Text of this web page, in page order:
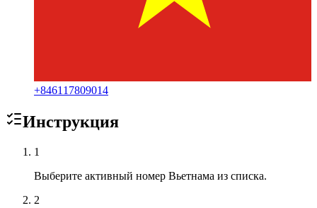
+846117809014
Инструкция
1
Выберите активный номер Вьетнама из списка.
2